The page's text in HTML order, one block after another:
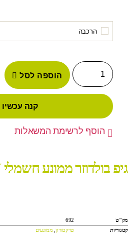
הרכבה
הוספה לסל
קנה עכשיו
הוסף לרשימת המשאלות
גיפ בולדוזר ממונע חשמלי 6V
מק"ט
692
קטגוריות
טרקטורון, ממונעים